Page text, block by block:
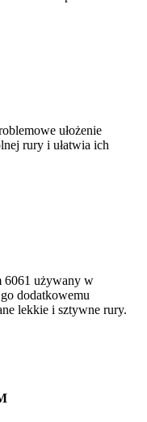
ułożenie
rury i ułatwia ich
6061 używany w
dodatkowemu
lekkie i sztywne rury.